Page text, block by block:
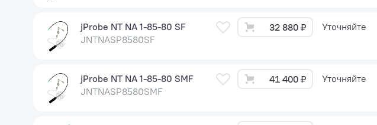
jProbe NT NA 1-85-80 SF
JNTNASP8580SF
32 880 ₽ Уточняйте
jProbe NT NA 1-85-80 SMF
JNTNASP8580SMF
41 400 ₽ Уточняйте